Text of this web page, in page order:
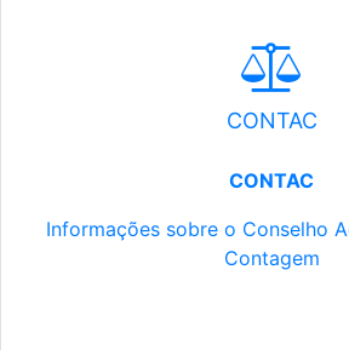
CONTAC
CONTAC
Informações sobre o Conselho
Contagem